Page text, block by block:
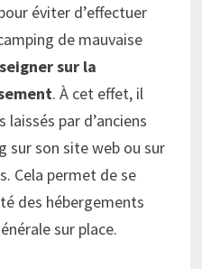
éviter d’effectuer
de mauvaise
sur la
. À cet effet, il
par d’anciens
sur son site web ou sur
Cela permet de se
des hébergements
sur place.